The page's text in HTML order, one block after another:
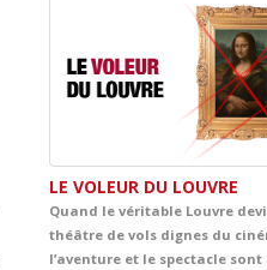
LE VOLEUR DU LOUVRE
Quand le véritable Louvre
théâtre de vols dignes du
l’aventure et le spectacle sont